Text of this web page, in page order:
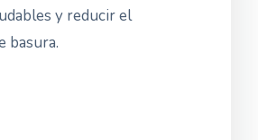
y reducir el
basura.